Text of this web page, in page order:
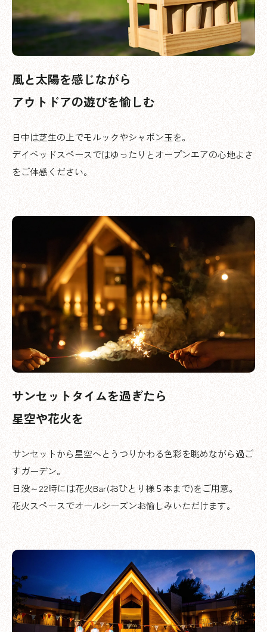
風と太陽を感じながら
アウトドアの遊びを愉しむ
日中は芝生の上でモルックやシャボン玉を。
デイベッドスペースではゆったりとオープンエアの心地よさ
をご体感ください。
サンセットタイムを過ぎたら
星空や花火を
サンセットから星空へとうつりかわる色彩を眺めながら過ご
すガーデン。
日没～22時には花火Bar(おひとり様５本まで)をご用意。
花火スペースでオールシーズンお愉しみいただけます。